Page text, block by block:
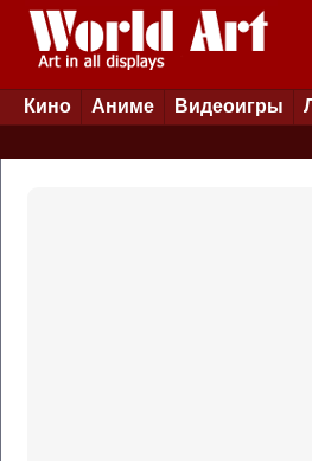
Кино Аниме Видеоигры